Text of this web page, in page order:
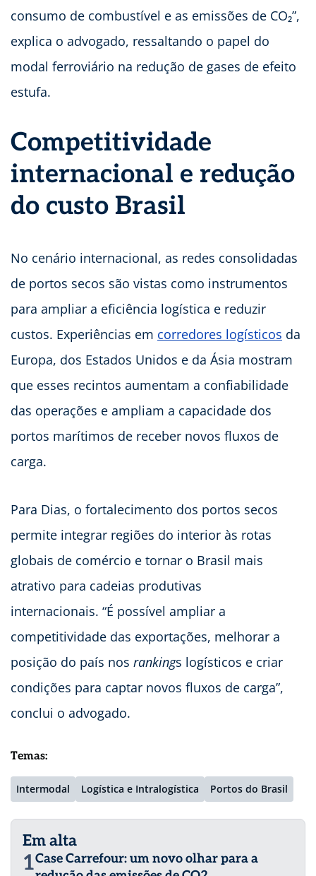
consumo de combustível e as emissões de CO₂”,
explica o advogado, ressaltando o papel do
modal ferroviário na redução de gases de efeito
estufa.
Competitividade
internacional e redução
do custo Brasil
No cenário internacional, as redes consolidadas
de portos secos são vistas como instrumentos
para ampliar a eficiência logística e reduzir
custos. Experiências em corredores logísticos da
Europa, dos Estados Unidos e da Ásia mostram
que esses recintos aumentam a confiabilidade
das operações e ampliam a capacidade dos
portos marítimos de receber novos fluxos de
carga.
Para Dias, o fortalecimento dos portos secos
permite integrar regiões do interior às rotas
globais de comércio e tornar o Brasil mais
atrativo para cadeias produtivas
internacionais. “É possível ampliar a
competitividade das exportações, melhorar a
posição do país nos rankings logísticos e criar
condições para captar novos fluxos de carga”,
conclui o advogado.
Temas:
Intermodal Logística e Intralogística Portos do Brasil
Em alta
1Case Carrefour: um novo olhar para a